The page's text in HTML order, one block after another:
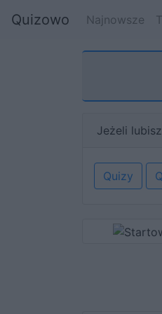
Quizowo Najnowsze
Jeżeli
Quizy